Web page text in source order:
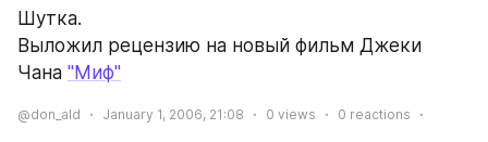
Шутка.
Выложил рецензию на новый фильм Джеки
Чана "Миф"
@don_ald January 1, 2006, 21:08 0 views 0 reactions